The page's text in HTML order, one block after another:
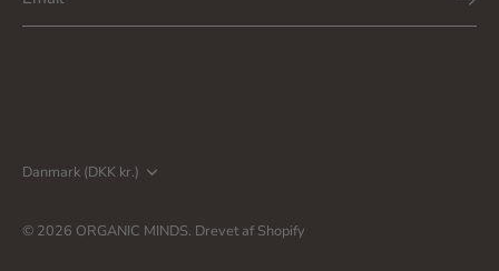
Valuta
Danmark (DKK kr.)
© 2026 ORGANIC MINDS. Drevet af Shopify